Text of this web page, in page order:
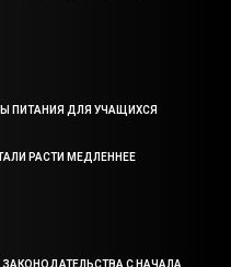
ПИТАНИЯ ДЛЯ УЧАЩИХСЯ
РАСТИ МЕДЛЕННЕЕ
С НАЧАЛА